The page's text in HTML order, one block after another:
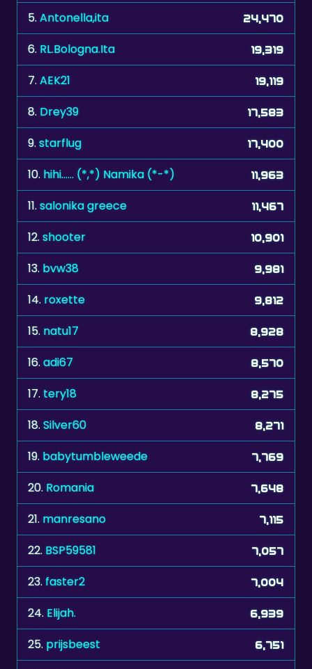
6. RL.Bologna.Ita 19,319
7. AEK21 19,119
8. Drey39 17,583
9. starflug 17,400
10. 11,963
11. salonika greece 11,467
12.shooter 10,901
13. bvw38 9,981
14.roxette 9,812
15. natu17 8,928
16. adi67 8,570
17. tery18 8,275
18. Silver60 8,271
19. babytumbleweede 7,769
20.Romania 7,648
21. manresano 7,115
22.BSP59581 7,057
23. faster2 7,004
24.Elijah. 6,939
25. prijsbeest 6,751
26. 121019dekriz 5,730